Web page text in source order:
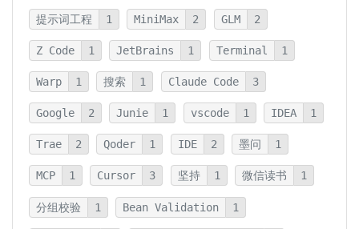
提示词工程 1 MiniMax 2 GLM 2
Z Code 1 JetBrains 1 Terminal 1
Warp 1 搜索 1 Claude Code 3
Google 2 Junie 1 vscode 1 IDEA 1
Trae 2 Qoder 1 IDE 2 墨问 1
MCP 1 Cursor 3 坚持 1 微信读书 1
分组校验 1 Bean Validation 1